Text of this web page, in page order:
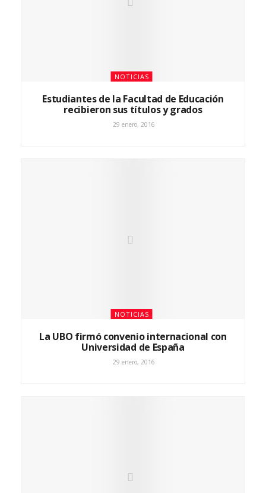
NOTICIAS
Estudiantes de la Facultad de Educación
recibieron sus títulos y grados
29 enero, 2016
NOTICIAS
La UBO firmó convenio internacional con
Universidad de España
29 enero, 2016